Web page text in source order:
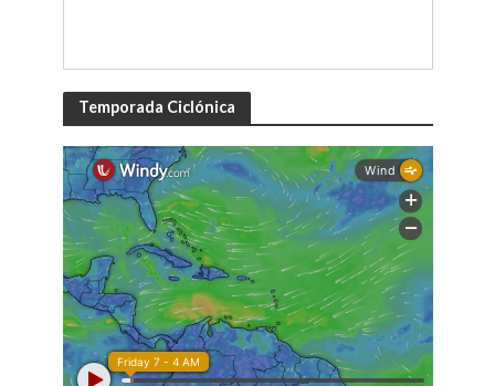
Temporada Ciclónica